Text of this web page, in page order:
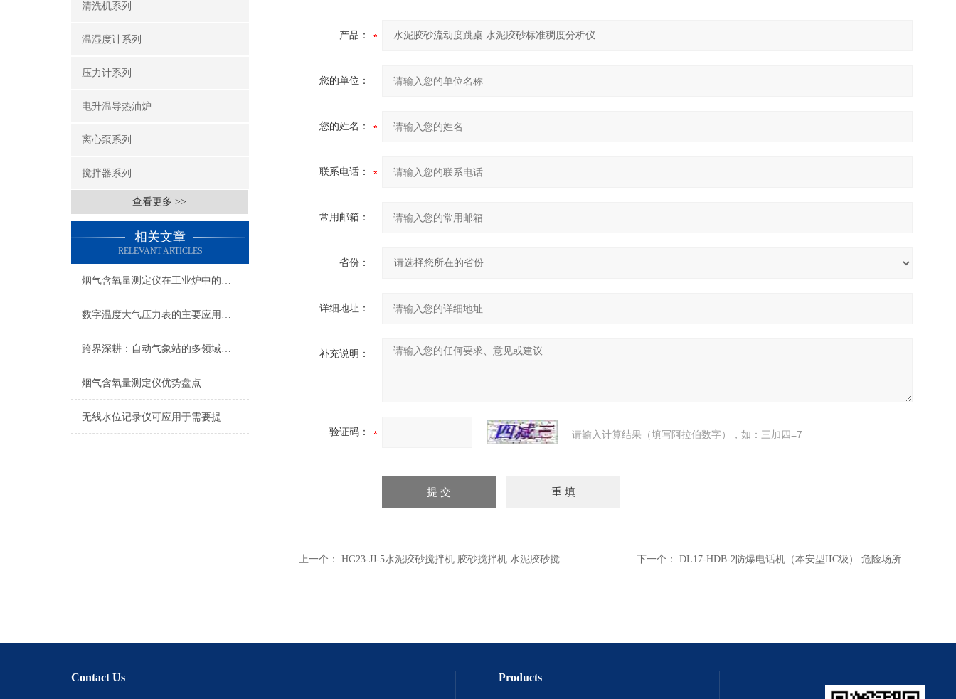
清洗机系列
温湿度计系列
压力计系列
电升温导热油炉
离心泵系列
搅拌器系列
查看更多 >>
相关文章
RELEVANT ARTICLES
烟气含氧量测定仪在工业炉中的应用
数字温度大气压力表的主要应用方向
跨界深耕：自动气象站的多领域应用图谱
烟气含氧量测定仪优势盘点
无线水位记录仪可应用于需要提供水位记录信息的场所
产品：
您的单位：
您的姓名：
联系电话：
常用邮箱：
省份：
详细地址：
补充说明：
验证码： 请输入计算结果（填写阿拉伯数字），如：三加四=7
上一个： HG23-JJ-5水泥胶砂搅拌机 胶砂搅拌机 水泥胶砂搅拌器 水泥胶砂试件制备搅拌机 下一个： DL17-HDB-2防爆电话机（本安型IIC级） 危险场所电话机 防爆本质安全型电话仪
Contact Us Products